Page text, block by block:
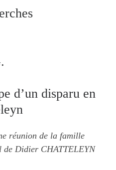
d’un disparu en
réunion de la famille
de Didier CHATTELEYN